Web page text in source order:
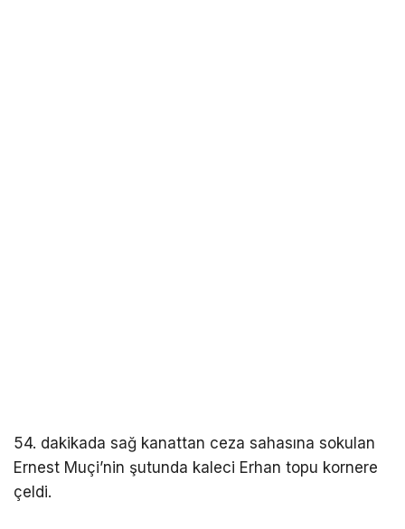
54. dakikada sağ kanattan ceza sahasına sokulan
Ernest Muçi’nin şutunda kaleci Erhan topu kornere
çeldi.